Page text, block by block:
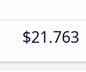
$21.763